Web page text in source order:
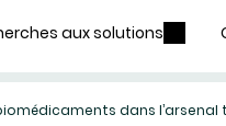
aux solutions
dans